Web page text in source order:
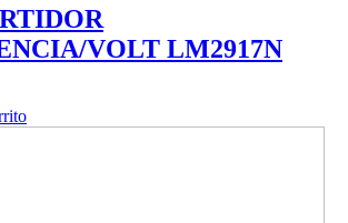
VOLT LM2917N